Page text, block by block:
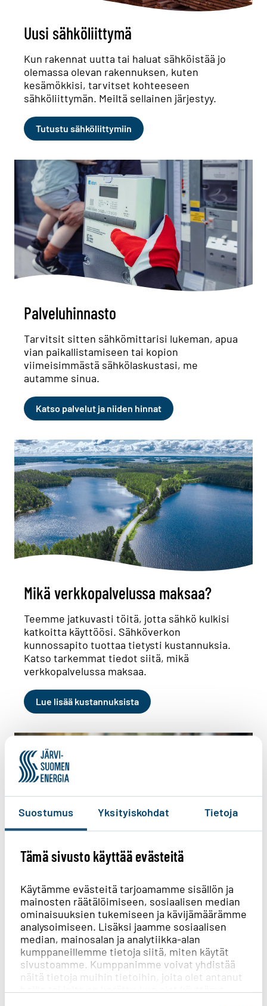
Suostumus Yksityiskohdat Tietoja
Tämä sivusto käyttää evästeitä
Käytämme evästeitä tarjoamamme sisällön ja
mainosten räätälöimiseen, sosiaalisen median
ominaisuuksien tukemiseen ja kävijämäärämme
analysoimiseen. Lisäksi jaamme sosiaalisen
median, mainosalan ja analytiikka-alan
kumppaneillemme tietoja siitä, miten käytät
sivustoamme. Kumppanimme voivat yhdistää
näitä tietoja muihin tietoihin, joita olet antanut
heille tai joita on kerätty, kun olet käyttänyt
Uusi sähköliittymä
Kun rakennat uutta tai haluat sähköistää jo
olemassa olevan rakennuksen, kuten
kesämökkisi, tarvitset kohteeseen
sähköliittymän. Meiltä sellainen järjestyy.
Tutustu sähköliittymiin
Palveluhinnasto
Tarvitsit sitten sähkömittarisi lukeman, apua
vian paikallistamiseen tai kopion
viimeisimmästä sähkölaskustasi, me
autamme sinua.
Katso palvelut ja niiden hinnat
Mikä verkkopalvelussa maksaa?
Teemme jatkuvasti töitä, jotta sähkö kulkisi
katkoitta käyttöösi. Sähköverkon
kunnossapito tuottaa tietysti kustannuksia.
Katso tarkemmat tiedot siitä, mikä
verkkopalvelussa maksaa.
Lue lisää kustannuksista
Maksu myöhässä?
Jos olet unohtanut maksaa laskun tai haluat
sopia maksujärjestelyistä, sinua auttaa
yhteistyökumppanimme Ropo Oy:n
asiakaspalvelu. Jos sinulla on kysyttävää
alkuperäisen laskun sisällöstä, ota silloin
yhteyttä omaan asiakaspalveluumme.